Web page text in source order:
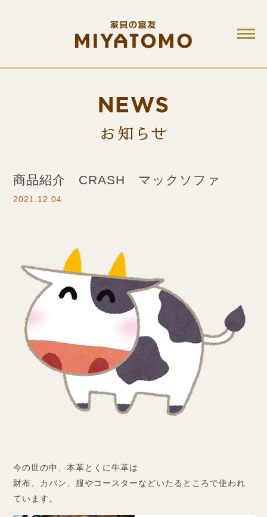
商品紹介 CRASH マックソファ
2021.12.04
今の世の中、本革とくに牛革は
財布、カバン、服やコースターなどいたるところで使われ
ています。